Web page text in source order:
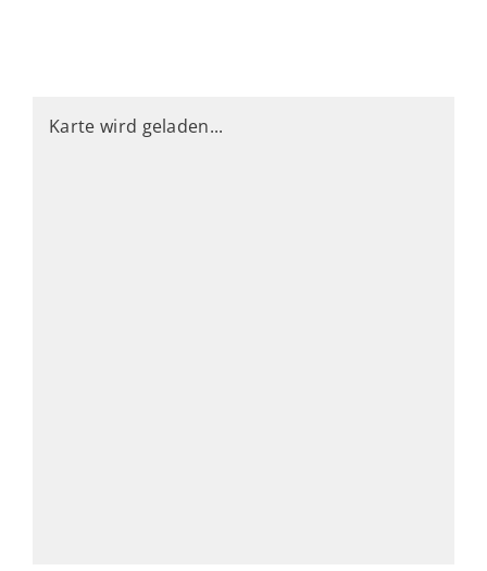
Karte wird geladen...